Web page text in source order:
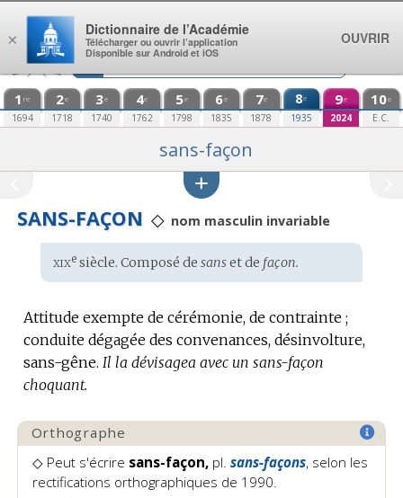
Aller au contenu
1 re
1694
2e
1718
3e
1740
4e
1762
5e
1798
6e
1835
7e
1878
8e
1935
9e
2024
10e
E.C.
sans-façon
SANS-FAÇON ◇ nom masculin invariable
Étymologie
:
xixesiècle. Composé de sanset de façon.
Attitude exempte de cérémonie, de contrainte ;
conduite dégagée des convenances, désinvolture,
sans-gêne. Il la dévisagea avec un sans-façon
choquant.
Orthographe
◇ Peut s'écrire sans-façon, pl. sans-façons, selon les
rectifications orthographiques de 1990.
×
Dictionnaire de l’Académie
Télécharger ou ouvrir l’application
Disponible sur Android et iOS
OUVRIR